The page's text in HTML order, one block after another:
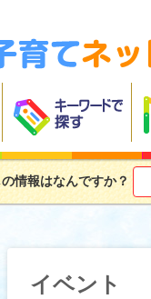
情報はなんですか？
イベント